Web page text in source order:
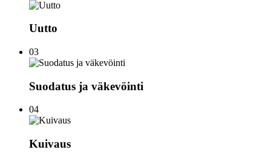
Uutto
03
Suodatus ja väkevöinti
04
Kuivaus